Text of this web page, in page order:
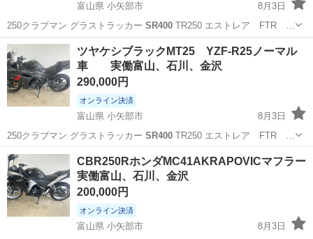
富山県 小矢部市
8月3日
250クラブマン グラストラッカー SR400TR250 エストレア FTR …
富山 小矢部市 ホンダ YZF
ツヤケシブラックMT25 YZF-R25ノーマル
車 実働富山、石川、金沢
290,000円
オンライン決済
富山県 小矢部市
8月3日
250クラブマン グラストラッカー SR400TR250 エストレア FTR …
富山 小矢部市 YZF
CBR250RホンダMC41AKRAPOVICマフラー
実働富山、石川、金沢
200,000円
オンライン決済
富山県 小矢部市
8月3日